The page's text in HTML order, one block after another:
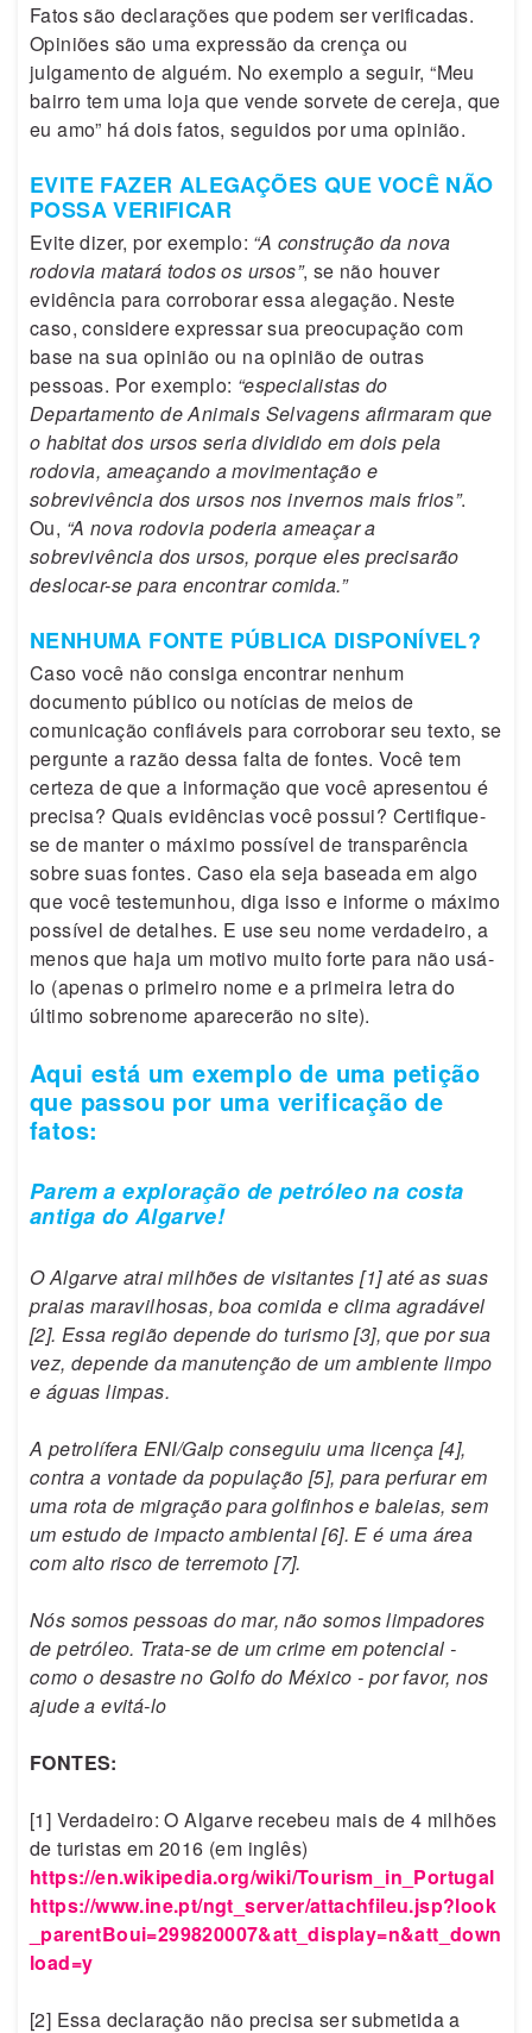
Fatos são declarações que podem ser verificadas.
Opiniões são uma expressão da crença ou
julgamento de alguém. No exemplo a seguir, “Meu
bairro tem uma loja que vende sorvete de cereja, que
eu amo” há dois fatos, seguidos por uma opinião.
EVITE FAZER ALEGAÇÕES QUE VOCÊ NÃO
POSSA VERIFICAR
Evite dizer, por exemplo: “A construção da nova
rodovia matará todos os ursos”, se não houver
evidência para corroborar essa alegação. Neste
caso, considere expressar sua preocupação com
base na sua opinião ou na opinião de outras
pessoas. Por exemplo: “especialistas do
Departamento de Animais Selvagens afirmaram que
o habitat dos ursos seria dividido em dois pela
rodovia, ameaçando a movimentação e
sobrevivência dos ursos nos invernos mais frios”.
Ou, “A nova rodovia poderia ameaçar a
sobrevivência dos ursos, porque eles precisarão
deslocar-se para encontrar comida.”
NENHUMA FONTE PÚBLICA DISPONÍVEL?
Caso você não consiga encontrar nenhum
documento público ou notícias de meios de
comunicação confiáveis para corroborar seu texto, se
pergunte a razão dessa falta de fontes. Você tem
certeza de que a informação que você apresentou é
precisa? Quais evidências você possui? Certifique-
se de manter o máximo possível de transparência
sobre suas fontes. Caso ela seja baseada em algo
que você testemunhou, diga isso e informe o máximo
possível de detalhes. E use seu nome verdadeiro, a
menos que haja um motivo muito forte para não usá-
lo (apenas o primeiro nome e a primeira letra do
último sobrenome aparecerão no site).
Aqui está um exemplo de uma petição
que passou por uma verificação de
fatos:
Parem a exploração de petróleo na costa
antiga do Algarve!
O Algarve atrai milhões de visitantes [1] até as suas
praias maravilhosas, boa comida e clima agradável
[2]. Essa região depende do turismo [3], que por sua
vez, depende da manutenção de um ambiente limpo
e águas limpas.
A petrolífera ENI/Galp conseguiu uma licença [4],
contra a vontade da população [5], para perfurar em
uma rota de migração para golfinhos e baleias, sem
um estudo de impacto ambiental [6]. E é uma área
com alto risco de terremoto [7].
Nós somos pessoas do mar, não somos limpadores
de petróleo. Trata-se de um crime em potencial -
como o desastre no Golfo do México - por favor, nos
ajude a evitá-lo
FONTES:
[1] Verdadeiro: O Algarve recebeu mais de 4 milhões
de turistas em 2016 (em inglês)
https://en.wikipedia.org/wiki/Tourism_in_Portugal
https://www.ine.pt/ngt_server/attachfileu.jsp?look
_parentBoui=299820007&att_display=n&att_down
load=y
[2] Essa declaração não precisa ser submetida a